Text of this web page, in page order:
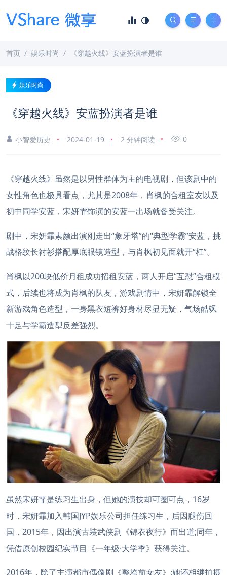
首页 娱乐时尚 《穿越火线》安蓝扮演者是谁
娱乐时尚
《穿越火线》安蓝扮演者是谁
小智爱历史 2024-01-19 2 分钟阅读 0
《穿越火线》虽然是以男性群体为主的电视剧，但该剧中的
女性角色也极具看点，尤其是2008年，肖枫的合租室友以及
初中同学安蓝，宋妍霏饰演的安蓝一出场就备受关注。
剧中，宋妍霏素颜出演刚走出“象牙塔”的“典型学霸”安蓝，挑
战格纹长衬衫搭配厚底眼镜造型，与肖枫初见面就开“杠”。
肖枫以200块低价月租成功招租安蓝，两人开启“互怼”合租模
式，后续也将成为肖枫的队友，游戏剧情中，宋妍霏解锁全
新游戏角色造型，一身黑衣短裤好身材尽显无疑，气场酷飒
十足与学霸造型反差强烈。
虽然宋妍霏是练习生出身，但她的演技却可圈可点，16岁
时，宋妍霏加入韩国JYP娱乐公司担任练习生，后因腿伤回
国，2015年，因出演古装武侠剧《锦衣夜行》而出道;同年，
凭借原创校园纪实节目《一年级·大学季》获得关注。
2016年，除了主演都市偶像剧《整垮前女友》;她还相继拍摄